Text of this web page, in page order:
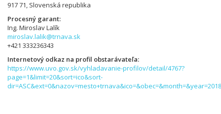
917 71, Slovenská republika
Procesný garant
Ing. Miroslav Lalík
miroslav.lalik@trnava.sk
+421 333236343
Internetový odkaz na profil obstarávateľa
https://www.uvo.gov.sk/vyhladavanie-profilov/detail/4767?
page=1&limit=20&sort=ico&sort-